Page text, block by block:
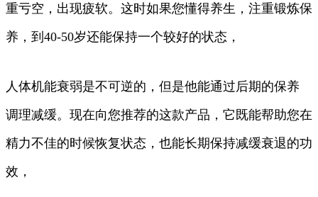
重亏空，出现疲软。这时如果您懂得养生，注重锻炼保
养，到40-50岁还能保持一个较好的状态，
人体机能衰弱是不可逆的，但是他能通过后期的保养
调理减缓。现在向您推荐的这款产品，它既能帮助您在
精力不佳的时候恢复状态，也能长期保持减缓衰退的功
效，